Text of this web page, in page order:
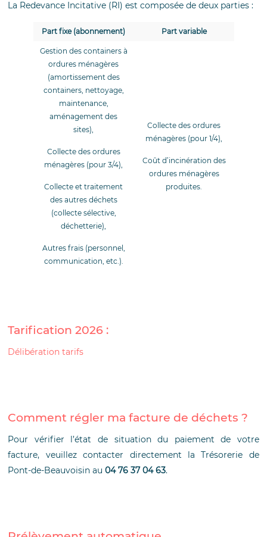
La Redevance Incitative (RI) est composée de deux parties :
Part fixe (abonnement) Part variable
Gestion des containers à
ordures ménagères
(amortissement des
containers, nettoyage,
maintenance,
aménagement des
sites),
Collecte des ordures
ménagères (pour 3/4),
Collecte et traitement
des autres déchets
(collecte sélective,
déchetterie),
Autres frais (personnel,
communication, etc.).
Collecte des ordures
ménagères (pour 1/4),
Coût d’incinération des
ordures ménagères
produites.
Tarification 2026 :
Délibération tarifs
Comment régler ma facture de déchets ?
Pour vérifier l’état de situation du paiement de votre
facture, veuillez contacter directement la Trésorerie de
Pont-de-Beauvoisin au04 76 37 04 63.